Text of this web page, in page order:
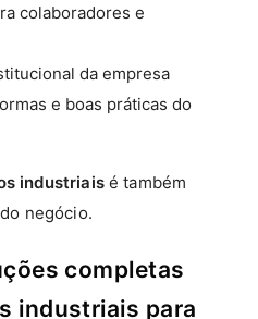
colaboradores e
da empresa
e boas práticas do
industriaisé também
negócio.
completas
industriais para